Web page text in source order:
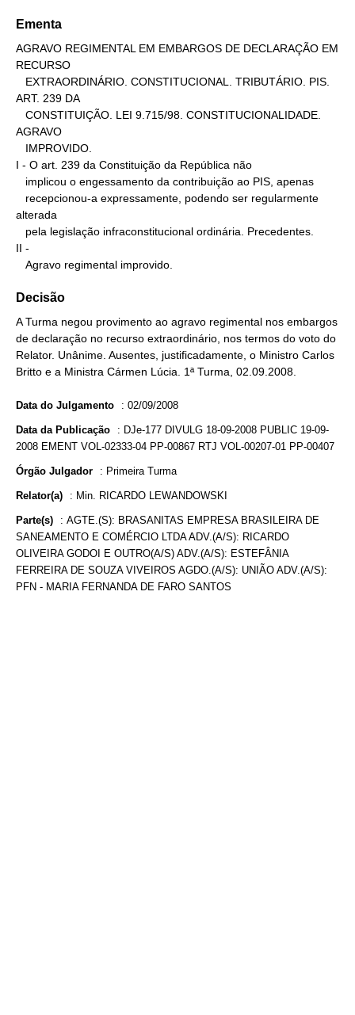
Ementa
AGRAVO REGIMENTAL EM EMBARGOS DE DECLARAÇÃO EM
RECURSO
ART. 239 DA
AGRAVO
I - O art. 239 da Constituição da República não
alterada
II -
   Agravo regimental improvido.
Decisão
A Turma negou provimento ao agravo regimental nos embargos
de declaração no recurso extraordinário, nos termos do voto do
Relator. Unânime. Ausentes, justificadamente, o Ministro Carlos
Britto e a Ministra Cármen Lúcia. 1ª Turma, 02.09.2008.
Data do Julgamento : 02/09/2008
Data da Publicação : DJe-177 DIVULG 18-09-2008 PUBLIC 19-09-
2008 EMENT VOL-02333-04 PP-00867 RTJ VOL-00207-01 PP-00407
Órgão Julgador : Primeira Turma
Relator(a) : Min. RICARDO LEWANDOWSKI
Parte(s) : AGTE.(S): BRASANITAS EMPRESA BRASILEIRA DE
SANEAMENTO E COMÉRCIO LTDA ADV.(A/S): RICARDO
OLIVEIRA GODOI E OUTRO(A/S) ADV.(A/S): ESTEFÂNIA
FERREIRA DE SOUZA VIVEIROS AGDO.(A/S): UNIÃO ADV.(A/S):
PFN - MARIA FERNANDA DE FARO SANTOS